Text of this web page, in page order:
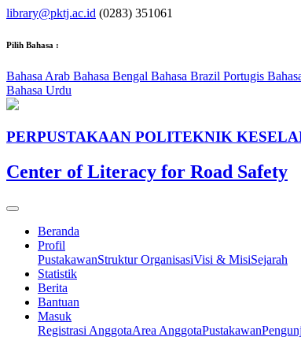
library@pktj.ac.id (0283) 351061
Pilih Bahasa :
Bahasa Arab Bahasa Bengal Bahasa Brazil Portugis
Bahasa Urdu
PERPUSTAKAAN POLITEKNIK
Center of Literacy for Road Safety
Beranda
Profil
PustakawanStruktur OrganisasiVisi & MisiSejarah
Statistik
Berita
Bantuan
Masuk
Registrasi AnggotaArea AnggotaPustakawan